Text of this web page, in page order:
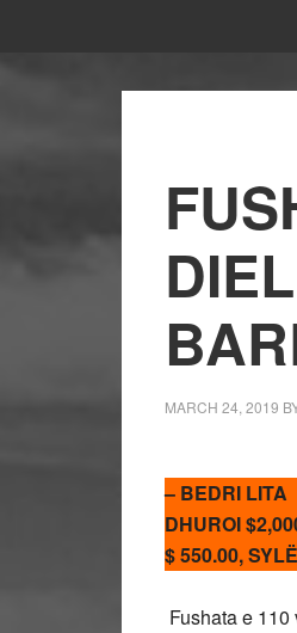
MARCH 24, 2019
– BEDRI LITA
DHUROI
$ 550.00,
Fushata e